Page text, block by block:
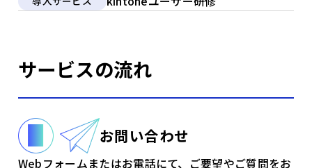
サービスの流れ
お問い合わせ
Webフォームまたはお電話にて、ご要望やご質問をお